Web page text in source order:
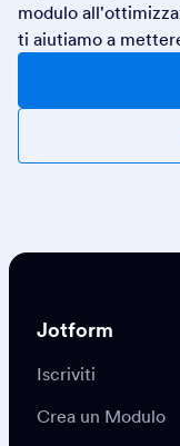
modulo
ti aiutiamo a
Jotform
Iscriviti
Crea un Modulo